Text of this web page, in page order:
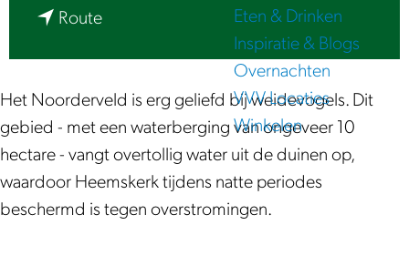
Eten & Drinken
Inspiratie & Blogs
Overnachten
VVV Locaties
Winkelen
e
t
N
o
o
Routen
r
H
e
t
N
Het Noorderveld is erg geliefd bij weidevogels. Dit
gebied - met een waterberging van ongeveer 10
hectare - vangt overtollig water uit de duinen op,
waardoor Heemskerk tijdens natte periodes
beschermd is tegen overstromingen.